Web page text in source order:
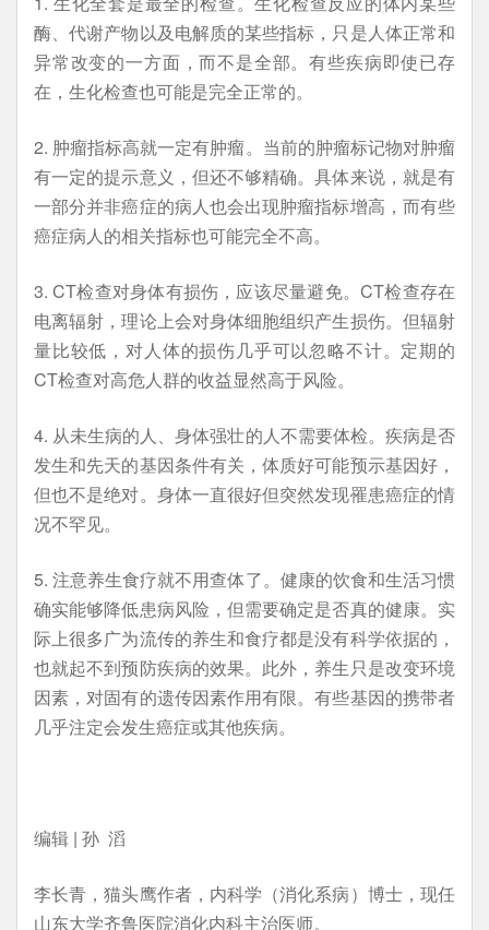
酶、代谢产物以及电解质的某些指标，只是人体正常和
异常改变的一方面，而不是全部。有些疾病即使已存
在，生化检查也可能是完全正常的。
2. 肿瘤指标高就一定有肿瘤。当前的肿瘤标记物对肿瘤
有一定的提示意义，但还不够精确。具体来说，就是有
一部分并非癌症的病人也会出现肿瘤指标增高，而有些
癌症病人的相关指标也可能完全不高。
3. CT检查对身体有损伤，应该尽量避免。CT检查存在
电离辐射，理论上会对身体细胞组织产生损伤。但辐射
量比较低，对人体的损伤几乎可以忽略不计。定期的
CT检查对高危人群的收益显然高于风险。
4. 从未生病的人、身体强壮的人不需要体检。疾病是否
发生和先天的基因条件有关，体质好可能预示基因好，
但也不是绝对。身体一直很好但突然发现罹患癌症的情
况不罕见。
5. 注意养生食疗就不用查体了。健康的饮食和生活习惯
确实能够降低患病风险，但需要确定是否真的健康。实
际上很多广为流传的养生和食疗都是没有科学依据的，
也就起不到预防疾病的效果。此外，养生只是改变环境
因素，对固有的遗传因素作用有限。有些基因的携带者
几乎注定会发生癌症或其他疾病。
编辑 | 孙 滔
李长青，猫头鹰作者，内科学（消化系病）博士，现任
山东大学齐鲁医院消化内科主治医师。